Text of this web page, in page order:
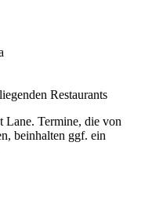
Restaurants
Termine, die von
beinhalten ggf. ein